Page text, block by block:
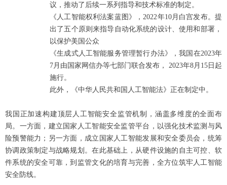
议，推动了后续一系列指导和技术标准的制定。
《人工智能权利法案蓝图》，2022年10月白宫发布。提
出了五个原则来指导自动化系统的设计、使用和部署，
以保护美国公众
《生成式人工智能服务管理暂行办法》，我国在2023年
7月由国家网信办等七部门联合发布， 2023年8月15日起
施行。
此外，《中华人民共和国人工智能法》正在制定中。
我国正加速构建顶层人工智能安全监管机制，涵盖多维度的全面布
局。一方面，建立国家人工智能安全监管平台，以强化技术监测与风
险预警能力；另一方面，成立国家人工智能发展和安全委员会，统筹
协调政策制定与战略规划。在此基础上，从硬件设施的自主可控、软
件系统的安全可靠，到监管文化的培育与完善，全方位筑牢人工智能
安全防线。